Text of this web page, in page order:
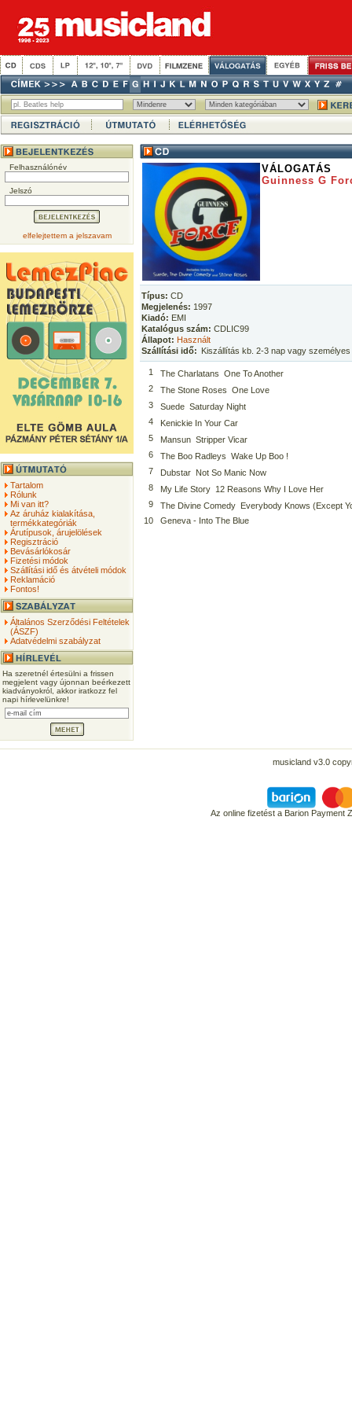
Felhasználónév
Jelszó
elfelejtettem a jelszavam
Tartalom
Rólunk
Mi van itt?
Az áruház kialakítása,
termékkategóriák
Árutípusok, árujelölések
Regisztráció
Bevásárlókosár
Fizetési módok
Szállítási idő és átvételi módok
Reklamáció
Fontos!
Általános Szerződési Feltételek
(ÁSZF)
Adatvédelmi szabályzat
Ha szeretnél értesülni a frissen
megjelent vagy újonnan beérkezett
kiadványokról, akkor iratkozz fel
napi hírlevelünkre!
VÁLOGATÁS
Guinness G
Típus: CD
Megjelenés: 1997
Kiadó: EMI
Katalógus szám: CDLIC99
Állapot: Használt
Szállítási idő: Kiszállítás kb. 2-3 nap vagy
1
The Charlatans  One To Another
2
The Stone Roses  One Love
3
Suede  Saturday Night
4
Kenickie In Your Car
5
Mansun  Stripper Vicar
6
The Boo Radleys  Wake Up Boo !
7
Dubstar  Not So Manic Now
8
My Life Story  12 Reasons Why I Love Her
9
The Divine Comedy  Everybody Knows (Except
10
Geneva - Into The Blue
musicland v3.0
Az online fizetést a Barion Payment